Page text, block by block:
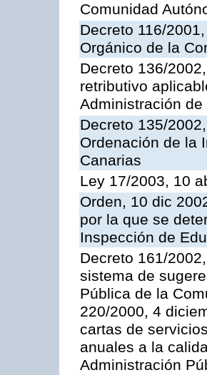
Comunidad
Decreto 116/
Orgánico de la
Decreto 136/
retributivo
Administración
Decreto 135/
Ordenación de la
Canarias
Ley 17/2003, 10
Orden, 10 dic
por la que se
Inspección de
Decreto 161/
sistema de
Pública de la
220/2000, 4
cartas de
anuales a la
Administración